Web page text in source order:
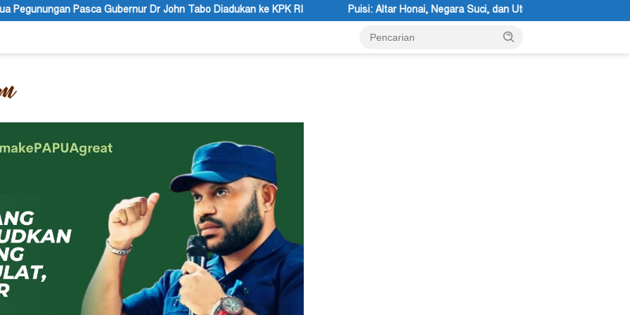
John Tabo Diadukan ke KPK RI Puisi: Altar Honai, Negara Suci, dan Utusan Langit Karya Siswa dan Siswi SMA Negeri 1